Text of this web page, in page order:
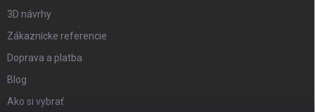
3D návrhy
Zákaznícke referencie
Doprava a platba
Blog
Ako si vybrať